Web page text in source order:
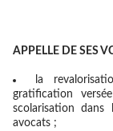
APPELLE DE SES
la
gratification
scolarisation dans
avocats ;